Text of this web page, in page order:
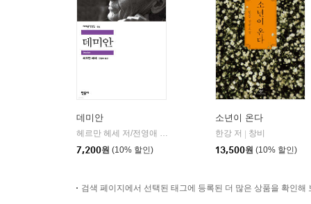
데미안
헤르만 헤세 저/전영애 역
7,200원 (10% 할인)
소년이 온다
한강 저
창비
13,500원 (10% 할인)
검색 페이지에서 선택된 태그에 등록된 더 많은 상품을 확인해